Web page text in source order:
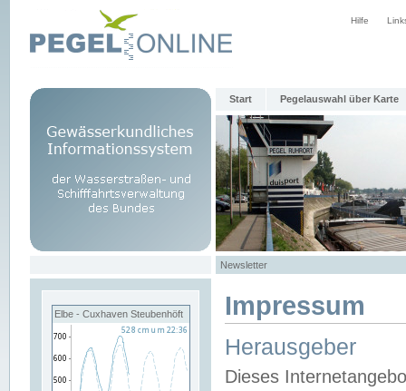
Hilfe
Start Pegelauswahl über Karte
Newsletter
Elbe - Cuxhaven Steubenhöft Impressum
Herausgeber
Dieses